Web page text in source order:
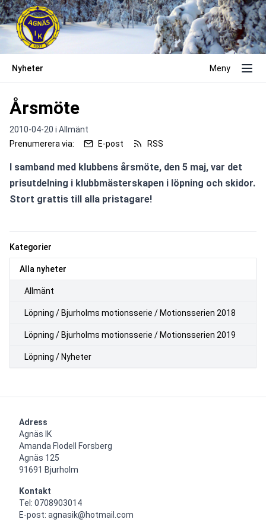
Nyheter Meny
Kategorier
Alla nyheter
Allmänt
Löpning / Bjurholms motionsserie / Motionsserien 2018
Löpning / Bjurholms motionsserie / Motionsserien 2019
Löpning / Nyheter
Årsmöte
2010-04-20 i Allmänt
Prenumerera via:
E-post RSS
I samband med klubbens årsmöte, den 5 maj, var det
prisutdelning i klubbmästerskapen i löpning och skidor.
Stort grattis till alla pristagare!
Adress
Agnäs IK
Amanda Flodell Forsberg
Agnäs 125
91691 Bjurholm
Kontakt
Tel: 0708903014
E-post: agnasik@hotmail.com